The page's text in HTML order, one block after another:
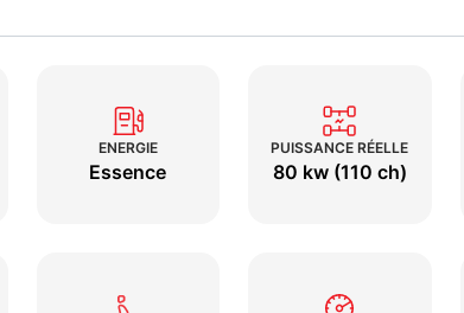
ENERGIE
Essence
PUISSANCE RÉELLE
80 kw (110 ch)